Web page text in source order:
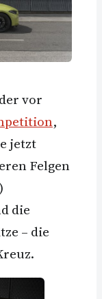
vor
,
jetzt
Felgen
die
– die